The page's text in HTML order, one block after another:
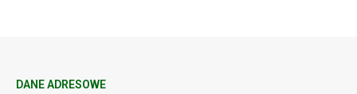
DANE ADRESOWE